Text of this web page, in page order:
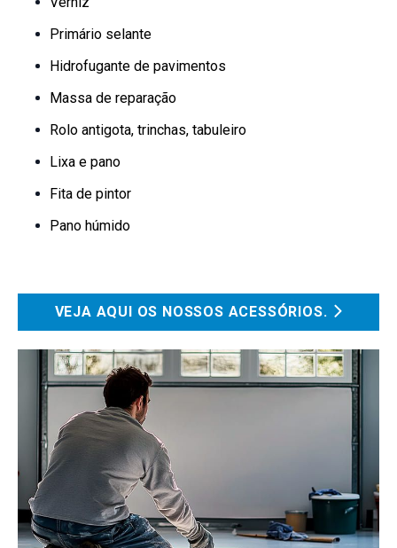
Primário selante
Hidrofugante de pavimentos
Massa de reparação
Rolo antigota, trinchas, tabuleiro
Lixa e pano
Fita de pintor
Pano húmido
VEJA AQUI OS NOSSOS ACESSÓRIOS.